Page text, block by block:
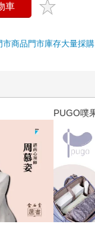
車
市商品門市庫存大量採購
優惠